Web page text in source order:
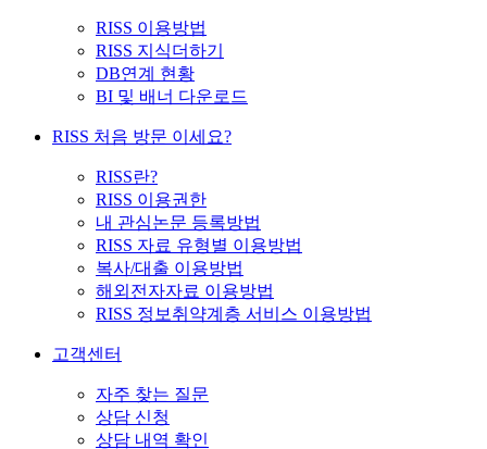
RISS 이용방법
RISS 지식더하기
DB연계 현황
BI 및 배너 다운로드
RISS 처음 방문 이세요?
RISS란?
RISS 이용권한
내 관심논문 등록방법
RISS 자료 유형별 이용방법
복사/대출 이용방법
해외전자자료 이용방법
RISS 정보취약계층 서비스 이용방법
고객센터
자주 찾는 질문
상담 신청
상담 내역 확인